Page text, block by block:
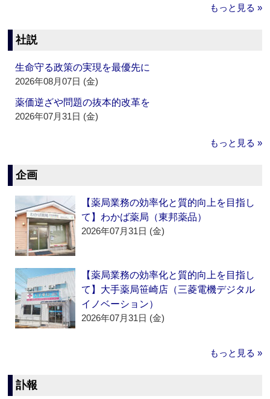
もっと見る »
社説
生命守る政策の実現を最優先に
2026年08月07日 (金)
薬価逆ざや問題の抜本的改革を
2026年07月31日 (金)
もっと見る »
企画
【薬局業務の効率化と質的向上を目指し
て】わかば薬局（東邦薬品）
2026年07月31日 (金)
【薬局業務の効率化と質的向上を目指し
て】大手薬局笹崎店（三菱電機デジタル
イノベーション）
2026年07月31日 (金)
もっと見る »
訃報